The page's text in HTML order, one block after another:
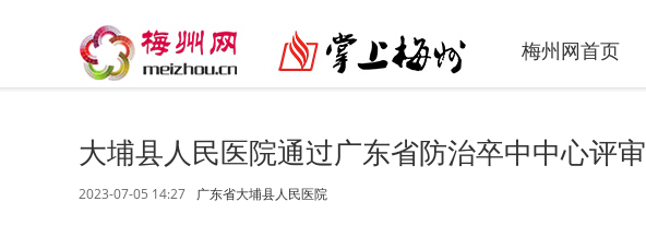
梅州网首页
大埔县人民医院通过广东省防治卒中中心评审
2023-07-05 14:27 广东省大埔县人民医院